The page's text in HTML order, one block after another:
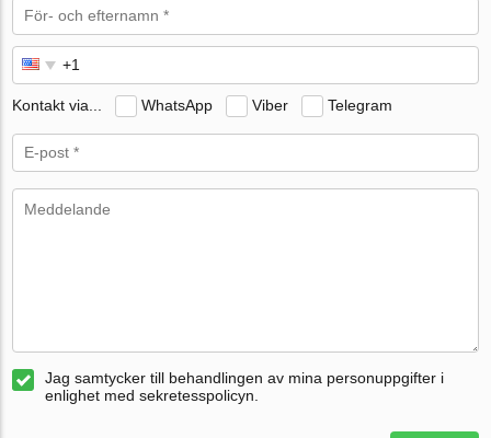
Kontakt via... WhatsApp Viber Telegram
Jag samtycker till behandlingen av mina personuppgifter i
enlighet med sekretesspolicyn.